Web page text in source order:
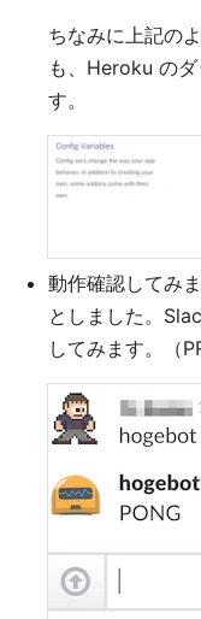
ちなみに上記の
も、Heroku の
す。
動作確認してみ
としました。
してみます。（